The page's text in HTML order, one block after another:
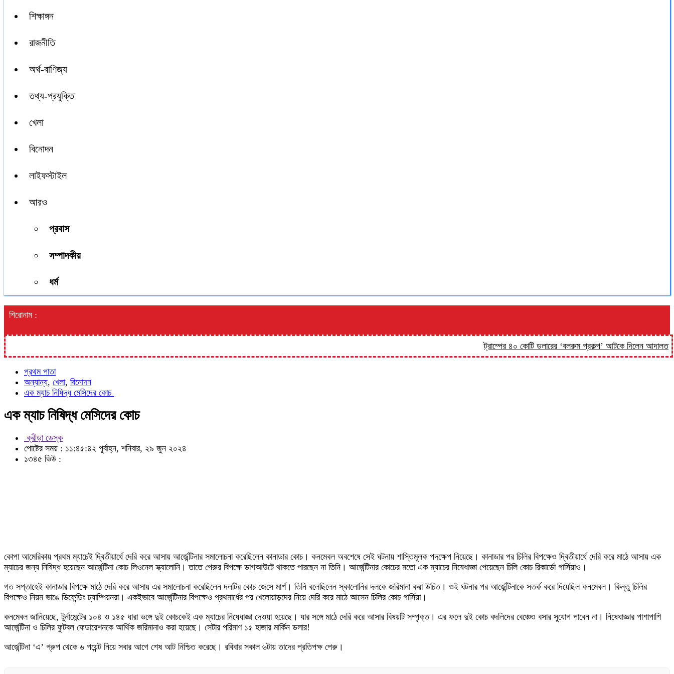
শিক্ষাঙ্গন
রাজনীতি
অর্থ-বাণিজ্য
তথ্য-প্রযুক্তি
খেলা
বিনোদন
লাইফস্টাইল
আরও
প্রবাস
সম্পাদকীয়
ধর্ম
শিরোনাম :
ট্রাম্পের ৪০ কোটি ডলারের ‘বলরুম প্রকল্প’ আটকে দিলেন আদালত
প্রথম পাতা
অন্যান্য, খেলা, বিনোদন
এক ম্যাচ নিষিদ্ধ মেসিদের কোচ
এক ম্যাচ নিষিদ্ধ মেসিদের কোচ
ক্রীড়া ডেস্ক
পোষ্টের সময় : ১১:৪৫:৪২ পূর্বাহ্ন, শনিবার, ২৯ জুন ২০২৪
১৩৪৫ ভিউ :
কোপা আমেরিকায় প্রথম ম্যাচেই দ্বিতীয়ার্ধে দেরি করে আসায় আর্জেন্টিনার সমালোচনা করেছিলেন কানাডার কোচ। কনমেবল অবশেষে সেই ঘটনায় শাস্তিমূলক পদক্ষেপ নিয়েছে। কানাডার পর চিলির বিপক্ষেও দ্বিতীয়ার্ধে দেরি করে মাঠে আসায় এক
ম্যাচের জন্য নিষিদ্ধ হয়েছেন আর্জেন্টিনা কোচ লিওনেল স্ক্যালোনি। তাতে পেরুর বিপক্ষে ডাগআউটে থাকতে পারছেন না তিনি। আর্জেন্টিনার কোচের মতো এক ম্যাচের নিষেধাজ্ঞা পেয়েছেন চিলি কোচ রিকার্ডো গার্সিয়াও।
গত সপ্তাহেই কানাডার বিপক্ষে মাঠে দেরি করে আসায় এর সমালোচনা করেছিলেন দলটির কোচ জেসে মার্শ। তিনি বলেছিলেন স্কালোনির দলকে জরিমানা করা উচিত। ওই ঘটনার পর আর্জেন্টিনাকে সতর্ক করে দিয়েছিল কনমেবল। কিন্তু চিলির
বিপক্ষেও নিয়ম ভাঙে ডিফেন্ডিং চ্যাম্পিয়নরা। একইভাবে আর্জেন্টিনার বিপক্ষেও প্রথমার্ধের পর খেলোয়াড়দের নিয়ে দেরি করে মাঠে আসেন চিলির কোচ গার্সিয়া।
কনমেবল জানিয়েছে, টুর্নামেন্টের ১০৪ ও ১৪৫ ধারা ভঙ্গে দুই কোচকেই এক ম্যাচের নিষেধাজ্ঞা দেওয়া হয়েছে। যার সঙ্গে মাঠে দেরি করে আসার বিষয়টি সম্পৃক্ত। এর ফলে দুই কোচ বদলিদের বেঞ্চেও বসার সুযোগ পাবেন না। নিষেধাজ্ঞার পাশাপাশি
আর্জেন্টিনা ও চিলির ফুটবল ফেডারেশনকে আর্থিক জরিমানাও করা হয়েছে। সেটার পরিমাণ ১৫ হাজার মার্কিন ডলার!
আর্জেন্টিনা ‘এ’ গ্রুপ থেকে ৬ পয়েন্ট নিয়ে সবার আগে শেষ আট নিশ্চিত করেছে। রবিবার সকাল ৬টায় তাদের প্রতিপক্ষ পেরু।